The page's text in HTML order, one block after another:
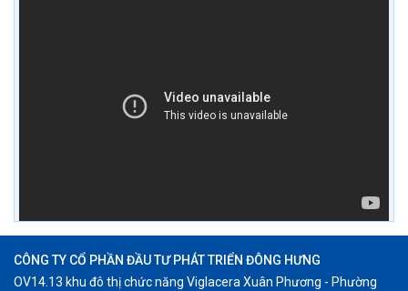
CÔNG TY CỔ PHẦN ĐẦU TƯ PHÁT TRIỂN ĐÔNG HƯNG
OV14.13 khu đô thị chức năng Viglacera Xuân Phương - Phường